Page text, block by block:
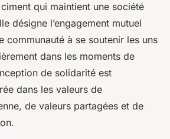
qui maintient une société
désigne l’engagement mutuel
communauté à se soutenir les uns
dans les moments de
de solidarité est
dans les valeurs de
de valeurs partagées et de